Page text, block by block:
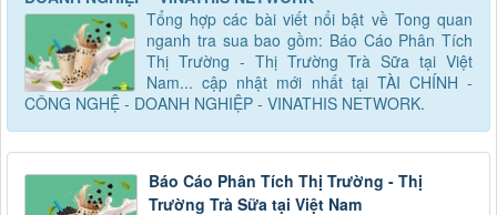
Tổng hợp các bài viết nổi bật về Tong quan
nganh tra sua bao gồm: Báo Cáo Phân Tích
Thị Trường - Thị Trường Trà Sữa tại Việt
Nam... cập nhật mới nhất tại TÀI CHÍNH -
CÔNG NGHỆ - DOANH NGHIỆP - VINATHIS NETWORK.
Báo Cáo Phân Tích Thị Trường - Thị
Trường Trà Sữa tại Việt Nam